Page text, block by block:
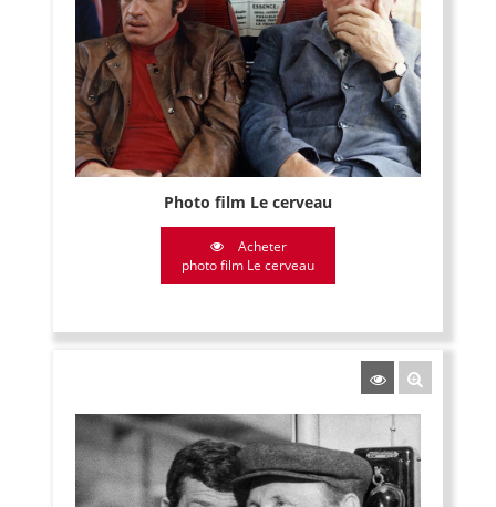
Photo film Le cerveau
Acheter
photo film Le cerveau